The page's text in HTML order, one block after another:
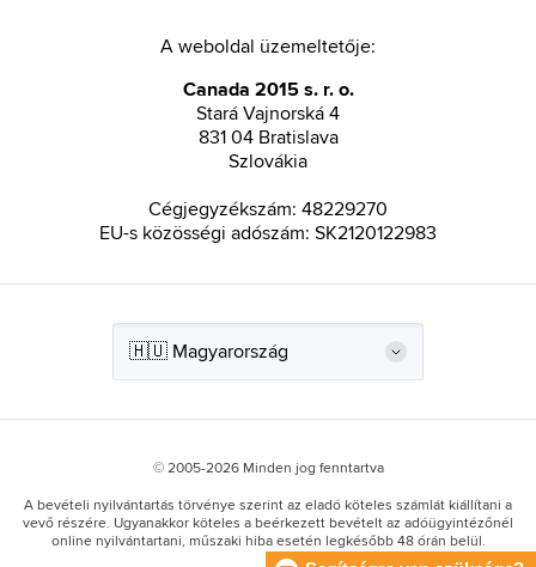
A weboldal üzemeltetője:
Canada 2015 s. r. o.
Stará Vajnorská 4
831 04 Bratislava
Szlovákia
Cégjegyzékszám: 48229270
EU-s közösségi adószám: SK2120122983
© 2005-2026 Minden jog fenntartva
A bevételi nyilvántartás törvénye szerint az eladó köteles számlát kiállítani a
vevő részére. Ugyanakkor köteles a beérkezett bevételt az adóügyintézőnél
online nyilvántartani, műszaki hiba esetén legkésőbb 48 órán belül.